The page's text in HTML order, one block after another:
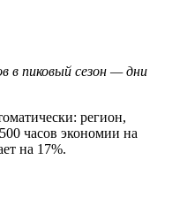
в пиковый сезон — дни
регион,
часов экономии на
на 17%.